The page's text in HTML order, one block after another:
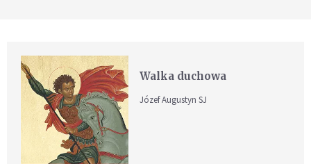
Walka duchowa
Józef Augustyn SJ